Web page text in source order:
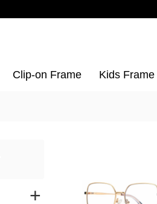
Clip-on Frame Kids Frame
+